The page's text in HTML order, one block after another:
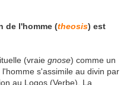
de l'homme (theosis) est
(vraie gnose) comme un
s'assimile au divin par
au Logos (Verbe). La